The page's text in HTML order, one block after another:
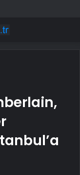
başarıya imza attı